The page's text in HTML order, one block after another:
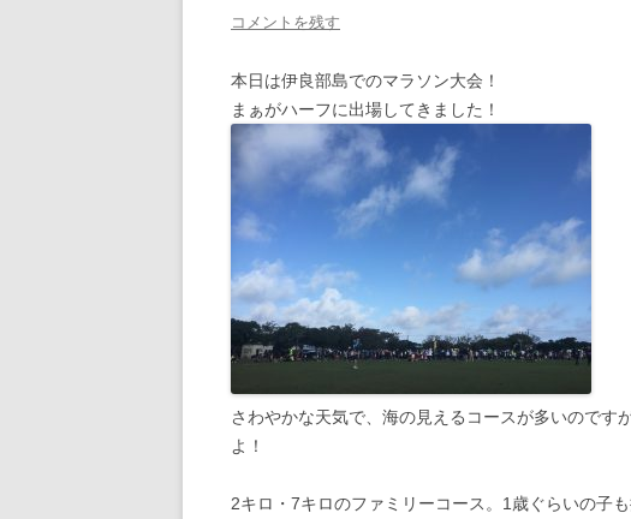
コメントを残す
本日は伊良部島でのマラソン大会！
まぁがハーフに出場してきました！
さわやかな天気で、海の見えるコースが多いのです
よ！
2キロ・7キロのファミリーコース。1歳ぐらいの子